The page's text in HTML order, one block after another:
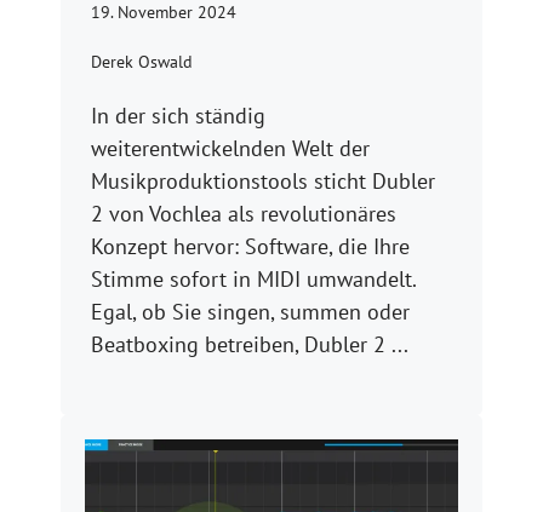
19. November 2024
Derek Oswald
In der sich ständig
weiterentwickelnden Welt der
Musikproduktionstools sticht Dubler
2 von Vochlea als revolutionäres
Konzept hervor: Software, die Ihre
Stimme sofort in MIDI umwandelt.
Egal, ob Sie singen, summen oder
Beatboxing betreiben, Dubler 2 ...